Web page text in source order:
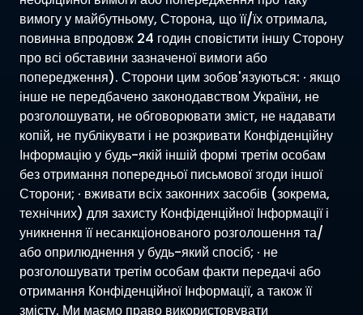
вимогу у майбутньому, Сторона, що її/їх отримала,
повинна впродовж 24 годин сповістити іншу Сторону
про всі обставини зазначеної вимоги або
попередження). Сторони цим зобов'язуються: · якщо
інше не передбачено законодавством України, не
розголошувати, не обговорювати зміст, не надавати
копій, не публікувати і не розкривати Конфіденційну
Інформацію у будь-якій іншій формі третім особам
без отримання попередньої письмової згоди іншої
Сторони; · вживати всіх законних засобів (зокрема,
технічних) для захисту Конфіденційної Інформації і
уникнення її несанкціонованого розголошення та/
або оприлюднення у будь-який спосіб; · не
розголошувати третім особам факти передачі або
отримання Конфіденційної Інформації, а також її
змісту. Ми маємо право використовувати